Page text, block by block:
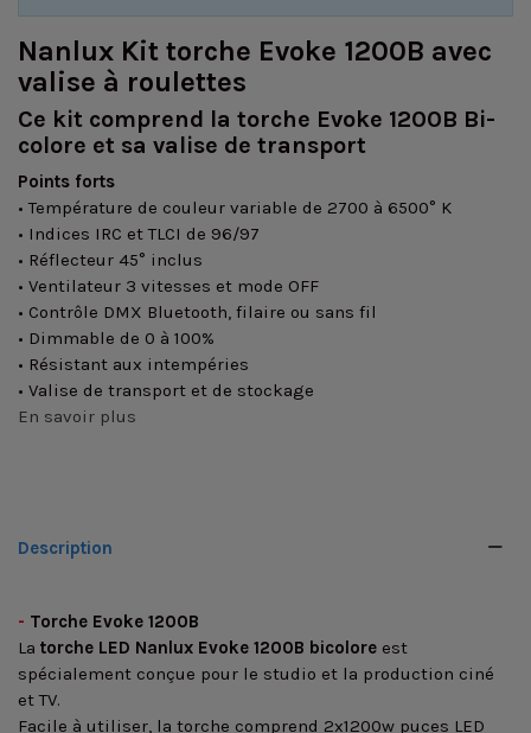
Nanlux Kit torche Evoke 1200B avec
valise à roulettes
Ce kit comprend la torche Evoke 1200B Bi-
colore et sa valise de transport
Points forts
• Température de couleur variable de 2700 à 6500° K
• Indices IRC et TLCI de 96/97
• Réflecteur 45° inclus
• Ventilateur 3 vitesses et mode OFF
• Contrôle DMX Bluetooth, filaire ou sans fil
• Dimmable de 0 à 100%
• Résistant aux intempéries
• Valise de transport et de stockage
En savoir plus
Description
- Torche Evoke 1200B
La torche LED Nanlux Evoke 1200B bicolore est
spécialement conçue pour le studio et la production ciné
et TV.
Facile à utiliser, la torche comprend 2x1200w puces LED